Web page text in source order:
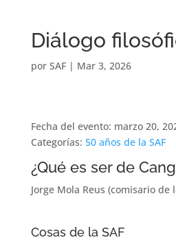
Diálogo
por SAF| Mar 3, 2026
Fecha del evento: marzo 20,
Categorías: 50 años de la SAF
¿Qué es ser de
Jorge Mola Reus (comisario de
Cosas de la SAF